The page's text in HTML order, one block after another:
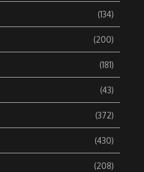
(134)
(200)
(181)
(43)
(372)
(430)
(208)